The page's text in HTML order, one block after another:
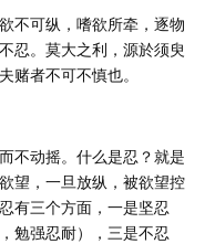
不可纵，嗜欲所牵，逐物
忍。莫大之利，源於须臾
赌者不可不慎也。
不动摇。什么是忍？就是
望，一旦放纵，被欲望控
有三个方面，一是坚忍
勉强忍耐），三是不忍